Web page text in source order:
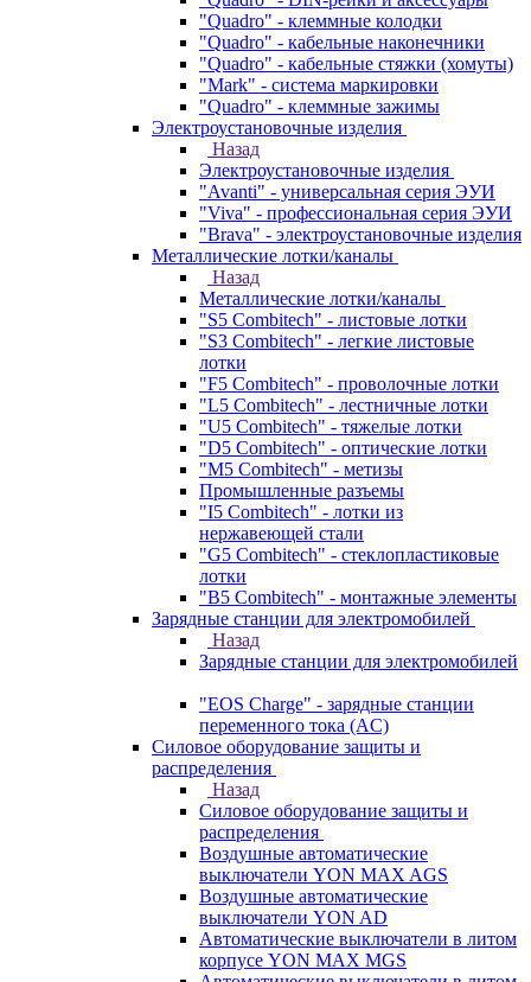
"Quadro" - клеммные колодки
"Quadro" - кабельные наконечники
"Quadro" - кабельные стяжки (хомуты)
"Mark" - система маркировки
"Quadro" - клеммные зажимы
Электроустановочные изделия
Назад
Электроустановочные изделия
"Avanti" - универсальная серия ЭУИ
"Viva" - профессиональная серия ЭУИ
"Brava" - электроустановочные изделия
Металлические лотки/каналы
Назад
Металлические лотки/каналы
"S5 Combitech" - листовые лотки
"S3 Combitech" - легкие листовые
лотки
"F5 Combitech" - проволочные лотки
"L5 Combitech" - лестничные лотки
"U5 Combitech" - тяжелые лотки
"D5 Combitech" - оптические лотки
"M5 Combitech" - метизы
Промышленные разъемы
"I5 Combitech" - лотки из
нержавеющей стали
"G5 Combitech" - стеклопластиковые
лотки
"B5 Combitech" - монтажные элементы
Зарядные станции для электромобилей
Назад
Зарядные станции для электромобилей
"EOS Charge" - зарядные станции
переменного тока (AC)
Силовое оборудование защиты и
распределения
Назад
Силовое оборудование защиты и
распределения
Воздушные автоматические
выключатели YON MAX AGS
Воздушные автоматические
выключатели YON AD
Автоматические выключатели в литом
корпусе YON MAX MGS